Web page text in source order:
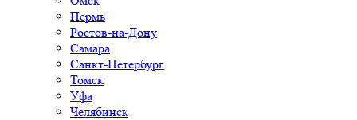
Пермь
Ростов-на-Дону
Самара
Санкт-Петербург
Томск
Уфа
Челябинск